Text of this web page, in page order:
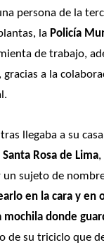
persona de la
la Policía
de trabajo,
a la
llegaba a su
Rosa de Lima
un sujeto de
en la cara y en
donde
de su triciclo que